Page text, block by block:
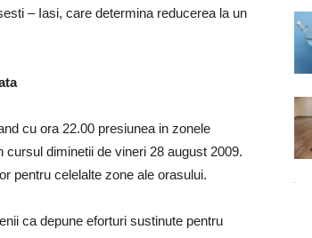
– Iasi, care determina reducerea la un
cu ora 22.00 presiunea in zonele
diminetii de vineri 28 august 2009.
pentru celelalte zone ale orasului.
ca depune eforturi sustinute pentru